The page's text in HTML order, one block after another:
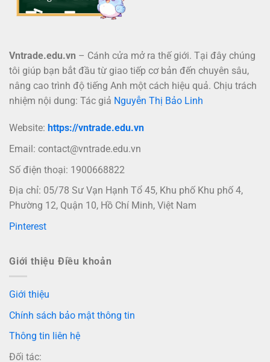
Vntrade.edu.vn – Cánh cửa mở ra thế giới. Tại đây chúng
tôi giúp bạn bắt đầu từ giao tiếp cơ bản đến chuyên sâu,
nâng cao trình độ tiếng Anh một cách hiệu quả. Chịu trách
nhiệm nội dung: Tác giả Nguyễn Thị Bảo Linh
Website: https://vntrade.edu.vn
Email: contact@vntrade.edu.vn
Số điện thoại: 1900668822
Địa chỉ: 05/78 Sư Vạn Hạnh Tổ 45, Khu phố Khu phố 4,
Phường 12, Quận 10, Hồ Chí Minh, Việt Nam
Pinterest
Giới thiệu Điều khoản
Giới thiệu
Chính sách bảo mật thông tin
Thông tin liên hệ
Đối tác: